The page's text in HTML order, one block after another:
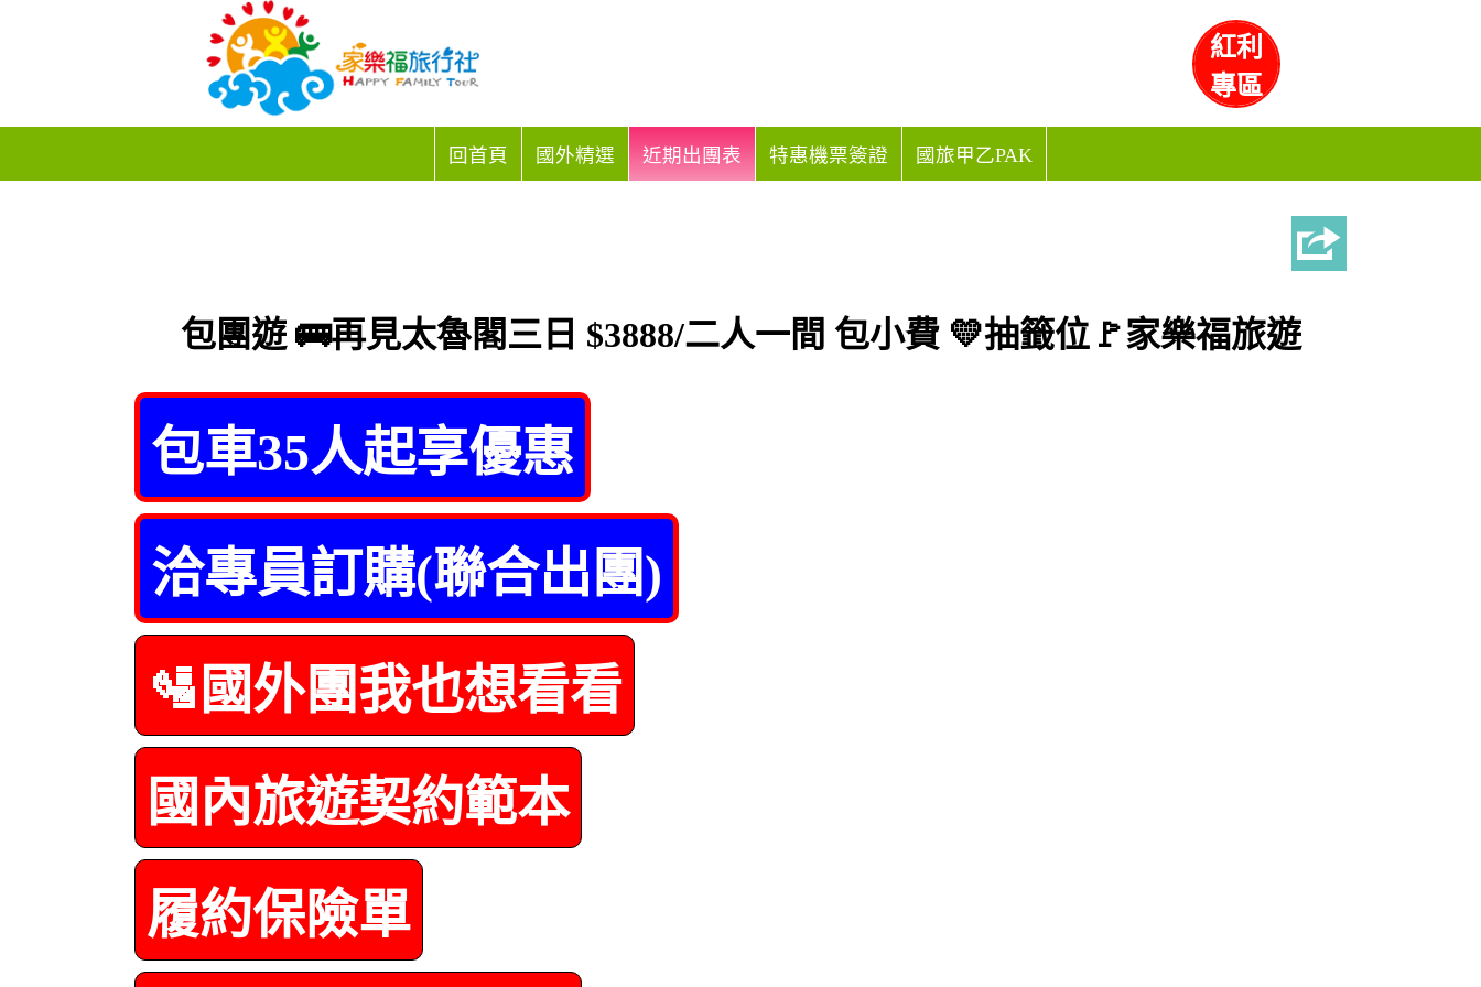
紅利
專區
回首頁 國外精選 近期出團表 特惠機票簽證 國旅甲乙PAK
包團遊 🚌再見太魯閣三日 $3888/二人一間 包小費 💛抽籤位🚩家樂福旅遊
包車35人起享優惠
洽專員訂購(聯合出團)
🛂國外團我也想看看
國內旅遊契約範本
履約保險單